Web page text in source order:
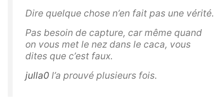
Dire quelque chose n’en fait pas une vérité.
Pas besoin de capture, car même quand
on vous met le nez dans le caca, vous
dites que c’est faux.
julla0 l’a prouvé plusieurs fois.